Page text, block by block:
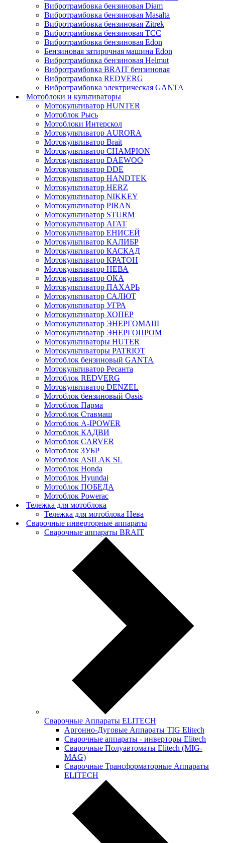
Вибротрамбовка бензиновая Diam
Вибротрамбовка бензиновая Masalta
Вибротрамбовка бензиновая Zitrek
Вибротрамбовка бензиновая ТСС
Вибротрамбовка бензиновая Edon
Бензиновая затирочная машина Edon
Вибротрамбовка бензиновая Helmut
Вибротрамбовка BRAIT бензиновая
Вибротрамбовка REDVERG
Вибротрамбовка электрическая GANTA
Мотоблоки и культиваторы
Мотокультиватор HUNTER
Мотоблок Рысь
Мотоблоки Интерскол
Мотокультиватор AURORA
Мотокультиватор Brait
Мотокультиватор CHAMPION
Мотокультиватор DAEWOO
Мотокультиватор DDE
Мотокультиватор HANDTEK
Мотокультиватор HERZ
Мотокультиватор NIKKEY
Мотокультиватор PIRAN
Мотокультиватор STURM
Мотокультиватор АГАТ
Мотокультиватор ЕНИСЕЙ
Мотокультиватор КАЛИБР
Мотокультиватор КАСКАД
Мотокультиватор КРАТОН
Мотокультиватор НЕВА
Мотокультиватор ОКА
Мотокультиватор ПАХАРЬ
Мотокультиватор САЛЮТ
Мотокультиватор УГРА
Мотокультиватор ХОПЕР
Мотокультиватор ЭНЕРГОМАШ
Мотокультиватор ЭНЕРГОПРОМ
Мотокультиваторы HUTER
Мотокультиваторы PATRIOT
Мотоблок бензиновый GANTA
Мотокультиватор Ресанта
Мотоблок REDVERG
Мотокультиватор DENZEL
Мотоблок бензиновый Oasis
Мотоблок Парма
Мотоблок Ставмаш
Мотоблок A-IPOWER
Мотоблок КАДВИ
Мотоблок CARVER
Мотоблок ЗУБР
Мотоблок ASILAK SL
Мотоблок Нonda
Мотоблок Нyundai
Мотоблок ПОБЕДА
Мотоблок Powerac
Тележка для мотоблока
Тележка для мотоблока Нева
Сварочные инверторные аппараты
Сварочные аппараты BRAIT
Сварочные Аппараты ELITECH
Аргонно-Дуговые Аппараты TIG Elitech
Сварочные аппараты - инверторы Elitech
Сварочные Полуавтоматы Elitech (MIG-
MAG)
Сварочные Трансформаторные Аппараты
ELITECH